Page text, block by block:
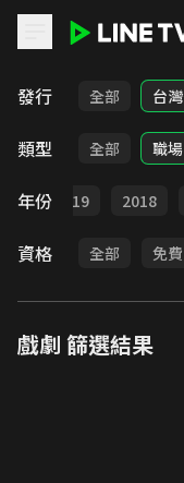
發行 全部 台灣
類型 全部 職場
年份 2019 2018
資格 全部 免費
戲劇 篩選結果